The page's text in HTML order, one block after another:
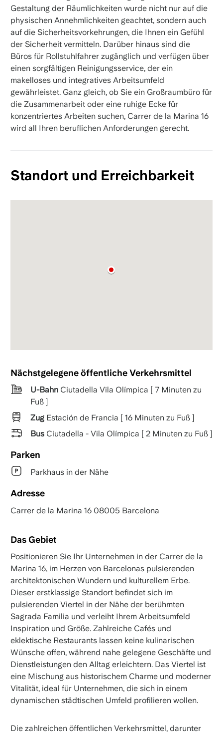
Gestaltung der Räumlichkeiten wurde nicht nur auf die
physischen Annehmlichkeiten geachtet, sondern auch
auf die Sicherheitsvorkehrungen, die Ihnen ein Gefühl
der Sicherheit vermitteln. Darüber hinaus sind die
Büros für Rollstuhlfahrer zugänglich und verfügen über
einen sorgfältigen Reinigungsservice, der ein
makelloses und integratives Arbeitsumfeld
gewährleistet. Ganz gleich, ob Sie ein Großraumbüro für
die Zusammenarbeit oder eine ruhige Ecke für
konzentriertes Arbeiten suchen, Carrer de la Marina 16
wird all Ihren beruflichen Anforderungen gerecht.
Standort und Erreichbarkeit
Nächstgelegene öffentliche Verkehrsmittel
U-BahnCiutadella Vila Olímpica [ 7 Minuten zu
Fuß ]
ZugEstación de Francia [ 16 Minuten zu Fuß ]
BusCiutadella - Vila Olímpica [ 2 Minuten zu Fuß ]
Parken
Parkhaus in der Nähe
Adresse
Carrer de la Marina 16 08005 Barcelona
Das Gebiet
Positionieren Sie Ihr Unternehmen in der Carrer de la
Marina 16, im Herzen von Barcelonas pulsierenden
architektonischen Wundern und kulturellem Erbe.
Dieser erstklassige Standort befindet sich im
pulsierenden Viertel in der Nähe der berühmten
Sagrada Familia und verleiht Ihrem Arbeitsumfeld
Inspiration und Größe. Zahlreiche Cafés und
eklektische Restaurants lassen keine kulinarischen
Wünsche offen, während nahe gelegene Geschäfte und
Dienstleistungen den Alltag erleichtern. Das Viertel ist
eine Mischung aus historischem Charme und moderner
Vitalität, ideal für Unternehmen, die sich in einem
dynamischen städtischen Umfeld profilieren wollen.
Die zahlreichen öffentlichen Verkehrsmittel, darunter